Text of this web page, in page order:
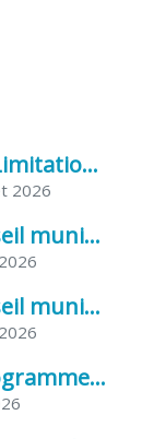
Arrêté préfectoral Limitation provisoire des usages de l’eau
2026
Compte rendu conseil municipal 5 juin 2026 sénatoriale
Compte rendu conseil municipal – 21 avril 2026
Tribu de Nava – programme et inscriptions été 2026